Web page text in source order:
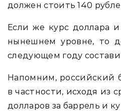
должен стоить 140
Если же курс доллара
нынешнем уровне, то
следующем году
Напомним, российский
в частности, исходя из
долларов за баррель и